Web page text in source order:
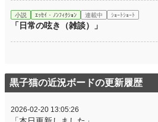
小説 ｴｯｾｲ・ﾉﾝﾌｨｸｼｮﾝ 連載中 ｼｮｰﾄｼｮｰﾄ
「日常の呟き（雑談）」
黒子猫の近況ボードの更新履歴
2026-02-20 13:05:26